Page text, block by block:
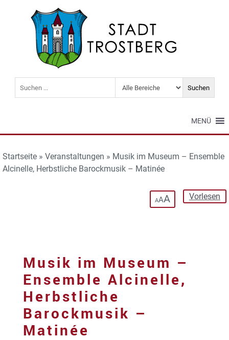
MENÜ
Startseite » Veranstaltungen » Musik im Museum – Ensemble
Alcinelle, Herbstliche Barockmusik – Matinée
Vorlesen
AAA
Musik im Museum –
Ensemble Alcinelle,
Herbstliche
Barockmusik –
Matinée